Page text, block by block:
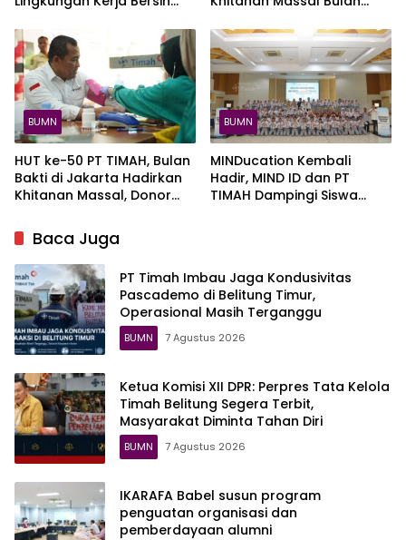
di Kundur
BUMN
HUT ke-50 PT TIMAH, Bulan
Bakti di Jakarta Hadirkan
Khitanan Massal, Donor
Kesehatan Gratis
BUMN
MINDucation Kembali
Hadir, MIND ID dan PT
TIMAH Dampingi Siswa
Baca Juga
PT Timah Imbau Jaga Kondusivitas
Pascademo di Belitung Timur,
Operasional Masih Terganggu
BUMN 7 Agustus 2026
Ketua Komisi XII DPR: Perpres Tata Kelola
Timah Belitung Segera Terbit,
Masyarakat Diminta Tahan Diri
BUMN 7 Agustus 2026
IKARAFA Babel susun program
penguatan organisasi dan
pemberdayaan alumni